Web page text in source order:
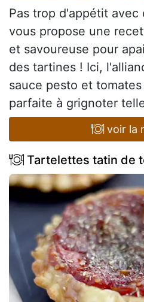
Pas trop d'appétit avec
vous propose une
et savoureuse pour
des tartines ! Ici,
sauce pesto et
parfaite à grignoter
voir la
Tartelettes tatin de